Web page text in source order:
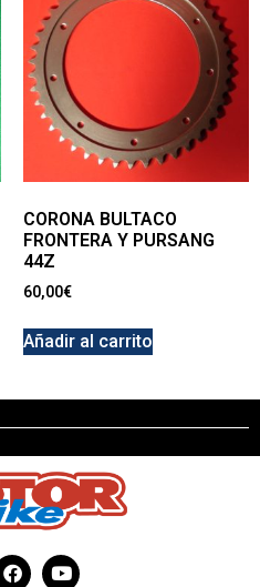
CORONA BULTACO
FRONTERA Y PURSANG
44Z
60,00€
Añadir al carrito